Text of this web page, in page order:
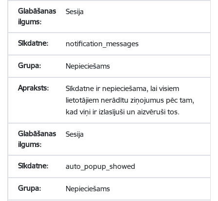
Sesija
notification_messages
Nepieciešams
Sīkdatne ir nepieciešama, lai visiem
lietotājiem nerādītu ziņojumus pēc tam,
kad viņi ir izlasījuši un aizvēruši tos.
Sesija
auto_popup_showed
Nepieciešams